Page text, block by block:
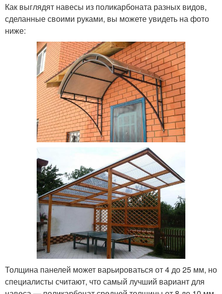
Как выглядят навесы из поликарбоната разных видов,
сделанные своими руками, вы можете увидеть на фото
ниже:
Толщина панелей может варьироваться от 4 до 25 мм, но
специалисты считают, что самый лучший вариант для